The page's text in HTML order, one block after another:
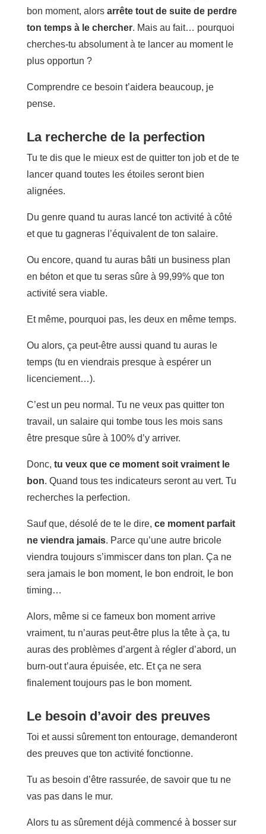
bon moment, alors arrête tout de suite de perdre
ton temps à le chercher. Mais au fait… pourquoi
cherches-tu absolument à te lancer au moment le
plus opportun ?
Comprendre ce besoin t’aidera beaucoup, je
pense.
La recherche de la perfection
Tu te dis que le mieux est de quitter ton job et de te
lancer quand toutes les étoiles seront bien
alignées.
Du genre quand tu auras lancé ton activité à côté
et que tu gagneras l’équivalent de ton salaire.
Ou encore, quand tu auras bâti un business plan
en béton et que tu seras sûre à 99,99% que ton
activité sera viable.
Et même, pourquoi pas, les deux en même temps.
Ou alors, ça peut-être aussi quand tu auras le
temps (tu en viendrais presque à espérer un
licenciement…).
C’est un peu normal. Tu ne veux pas quitter ton
travail, un salaire qui tombe tous les mois sans
être presque sûre à 100% d’y arriver.
Donc, tu veux que ce moment soit vraiment le
bon. Quand tous tes indicateurs seront au vert. Tu
recherches la perfection.
Sauf que, désolé de te le dire, ce moment parfait
ne viendra jamais. Parce qu’une autre bricole
viendra toujours s’immiscer dans ton plan. Ça ne
sera jamais le bon moment, le bon endroit, le bon
timing…
Alors, même si ce fameux bon moment arrive
vraiment, tu n’auras peut-être plus la tête à ça, tu
auras des problèmes d’argent à régler d’abord, un
burn-out t’aura épuisée, etc. Et ça ne sera
finalement toujours pas le bon moment.
Le besoin d’avoir des preuves
Toi et aussi sûrement ton entourage, demanderont
des preuves que ton activité fonctionne.
Tu as besoin d’être rassurée, de savoir que tu ne
vas pas dans le mur.
Alors tu as sûrement déjà commencé à bosser sur